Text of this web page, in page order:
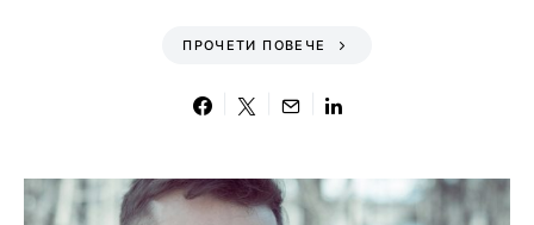
ПРОЧЕТИ ПОВЕЧЕ